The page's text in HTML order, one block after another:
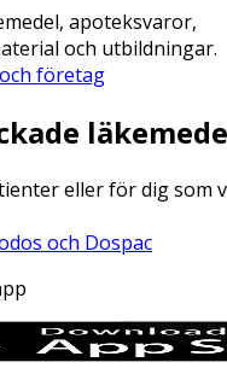
apoteksvaror,
och utbildningar.
företag
eller för dig som
och Dospac